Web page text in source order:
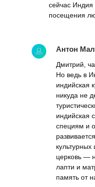
сейчас Индия
посещения
Антон
Дмитрий,
Но ведь в
индийская
никуда не
индийская
специям и
культурных
церковь —
лапти и
память от